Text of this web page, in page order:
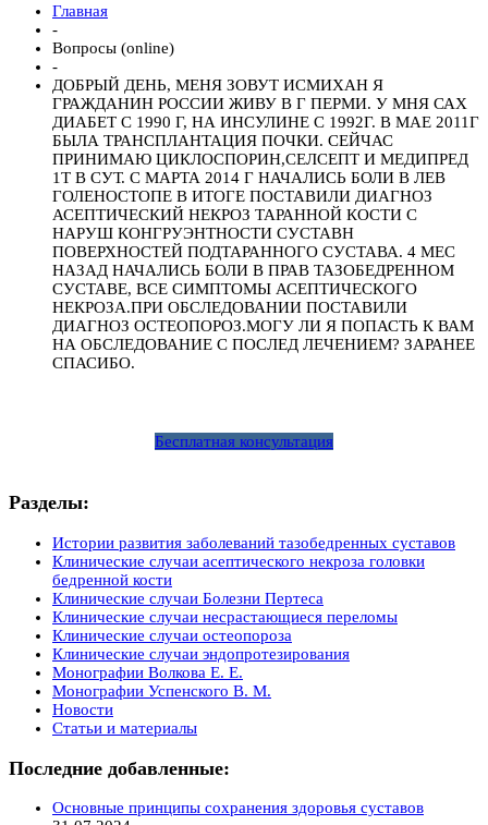
Главная
-
Вопросы (online)
-
ДОБРЫЙ ДЕНЬ, МЕНЯ ЗОВУТ ИСМИХАН Я
ГРАЖДАНИН РОССИИ ЖИВУ В Г ПЕРМИ. У МНЯ САХ
ДИАБЕТ С 1990 Г, НА ИНСУЛИНЕ С 1992Г. В МАЕ 2011Г
БЫЛА ТРАНСПЛАНТАЦИЯ ПОЧКИ. СЕЙЧАС
ПРИНИМАЮ ЦИКЛОСПОРИН,СЕЛСЕПТ И МЕДИПРЕД
1Т В СУТ. С МАРТА 2014 Г НАЧАЛИСЬ БОЛИ В ЛЕВ
ГОЛЕНОСТОПЕ В ИТОГЕ ПОСТАВИЛИ ДИАГНОЗ
АСЕПТИЧЕСКИЙ НЕКРОЗ ТАРАННОЙ КОСТИ С
НАРУШ КОНГРУЭНТНОСТИ СУСТАВН
ПОВЕРХНОСТЕЙ ПОДТАРАННОГО СУСТАВА. 4 МЕС
НАЗАД НАЧАЛИСЬ БОЛИ В ПРАВ ТАЗОБЕДРЕННОМ
СУСТАВЕ, ВСЕ СИМПТОМЫ АСЕПТИЧЕСКОГО
НЕКРОЗА.ПРИ ОБСЛЕДОВАНИИ ПОСТАВИЛИ
ДИАГНОЗ ОСТЕОПОРОЗ.МОГУ ЛИ Я ПОПАСТЬ К ВАМ
НА ОБСЛЕДОВАНИЕ С ПОСЛЕД ЛЕЧЕНИЕМ? ЗАРАНЕЕ
СПАСИБО.
Бесплатная консультация
Разделы:
Истории развития заболеваний тазобедренных суставов
Клинические случаи асептического некроза головки
бедренной кости
Клинические случаи Болезни Пертеса
Клинические случаи несрастающиеся переломы
Клинические случаи остеопороза
Клинические случаи эндопротезирования
Монографии Волкова Е. Е.
Монографии Успенского В. М.
Новости
Статьи и материалы
Последние добавленные:
Основные принципы сохранения здоровья суставов